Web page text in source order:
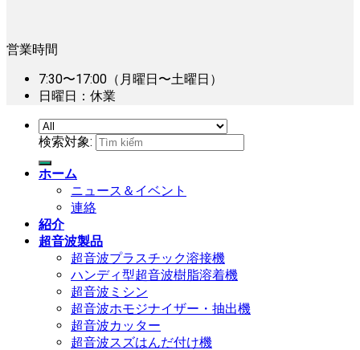
営業時間
7:30〜17:00（月曜日〜土曜日）
日曜日：休業
検索対象:
ホーム
ニュース＆イベント
連絡
紹介
超音波製品
超音波プラスチック溶接機
ハンディ型超音波樹脂溶着機
超音波ミシン
超音波ホモジナイザー・抽出機
超音波カッター
超音波スズはんだ付け機